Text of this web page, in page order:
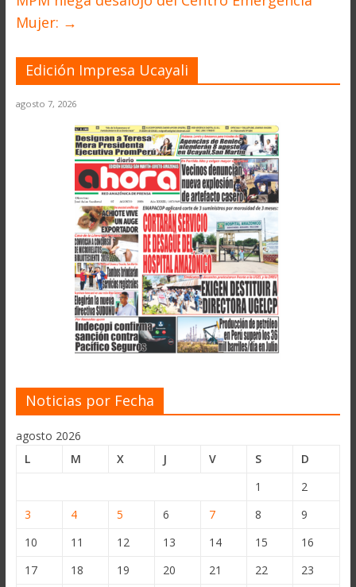
Mujer: →
Edición Impresa Ucayali
agosto 7, 2026
Noticias por Fecha
agosto 2026
L
M X J V S
D
1
2
3
4 5 6 7 8
9
10
11 12 13 14 15
16
17
18 19 20 21 22
23